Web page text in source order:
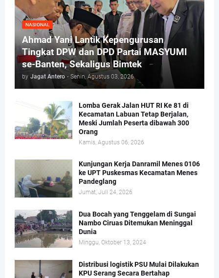
NASIONAL
Ahmad Yani Lantik Kepengurusan
Tingkat DPW dan DPD Partai MASYUMI
se-Banten, Sekaligus Bimtek
by Jagat Antero - Senin, Agustus 03, 2026
Lomba Gerak Jalan HUT RI Ke 81 di
Kecamatan Labuan Tetap Berjalan,
Meski Jumlah Peserta dibawah 300
Orang
Kamis, Agustus 06, 2026
Kunjungan Kerja Danramil Menes 0106
ke UPT Puskesmas Kecamatan Menes
Pandeglang
Jumat, Juli 24, 2026
Dua Bocah yang Tenggelam di Sungai
Nambo Ciruas Ditemukan Meninggal
Dunia
Minggu, Oktober 13, 2024
Distribusi logistik PSU Mulai Dilakukan
KPU Serang Secara Bertahap